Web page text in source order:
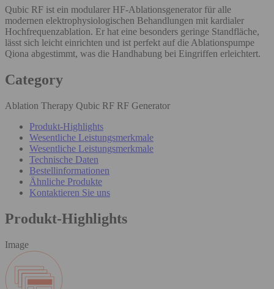
Qubic RF ist ein modularer HF-Ablationsgenerator für alle
modernen elektrophysiologischen Behandlungen mit kardialer
Hochfrequenzablation. Er hat eine besonders geringe Standfläche,
lässt sich leicht einrichten und ist perfekt auf die Ablationspumpe
Qiona abgestimmt, was die Handhabung bei Eingriffen erleichtert.
Category
Ablation Therapy Qubic RF RF Generator
Produkt-Highlights
Wesentliche Leistungsmerkmale
Wesentliche Leistungsmerkmale
Technische Daten
Bestellinformationen
Ähnliche Produkte
Kontaktieren Sie uns
Produkt-Highlights
Image